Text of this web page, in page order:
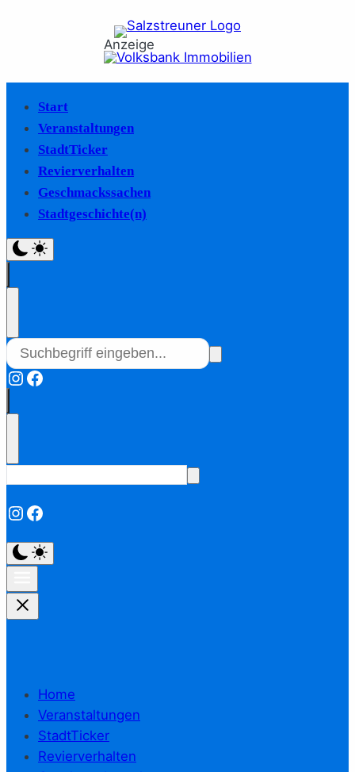
Anzeige
Start
Veranstaltungen
StadtTicker
Revierverhalten
Geschmackssachen
Stadtgeschichte(n)
Instagram
Facebook
Instagram
Facebook
Home
Veranstaltungen
StadtTicker
Revierverhalten